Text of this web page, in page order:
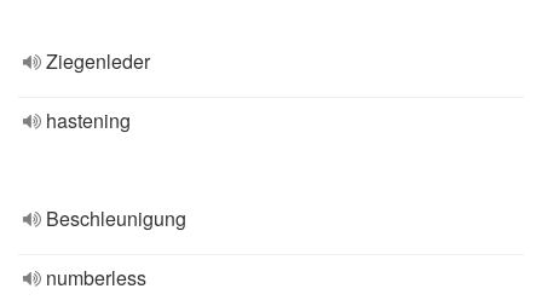
Ziegenleder
hastening
Beschleunigung
numberless